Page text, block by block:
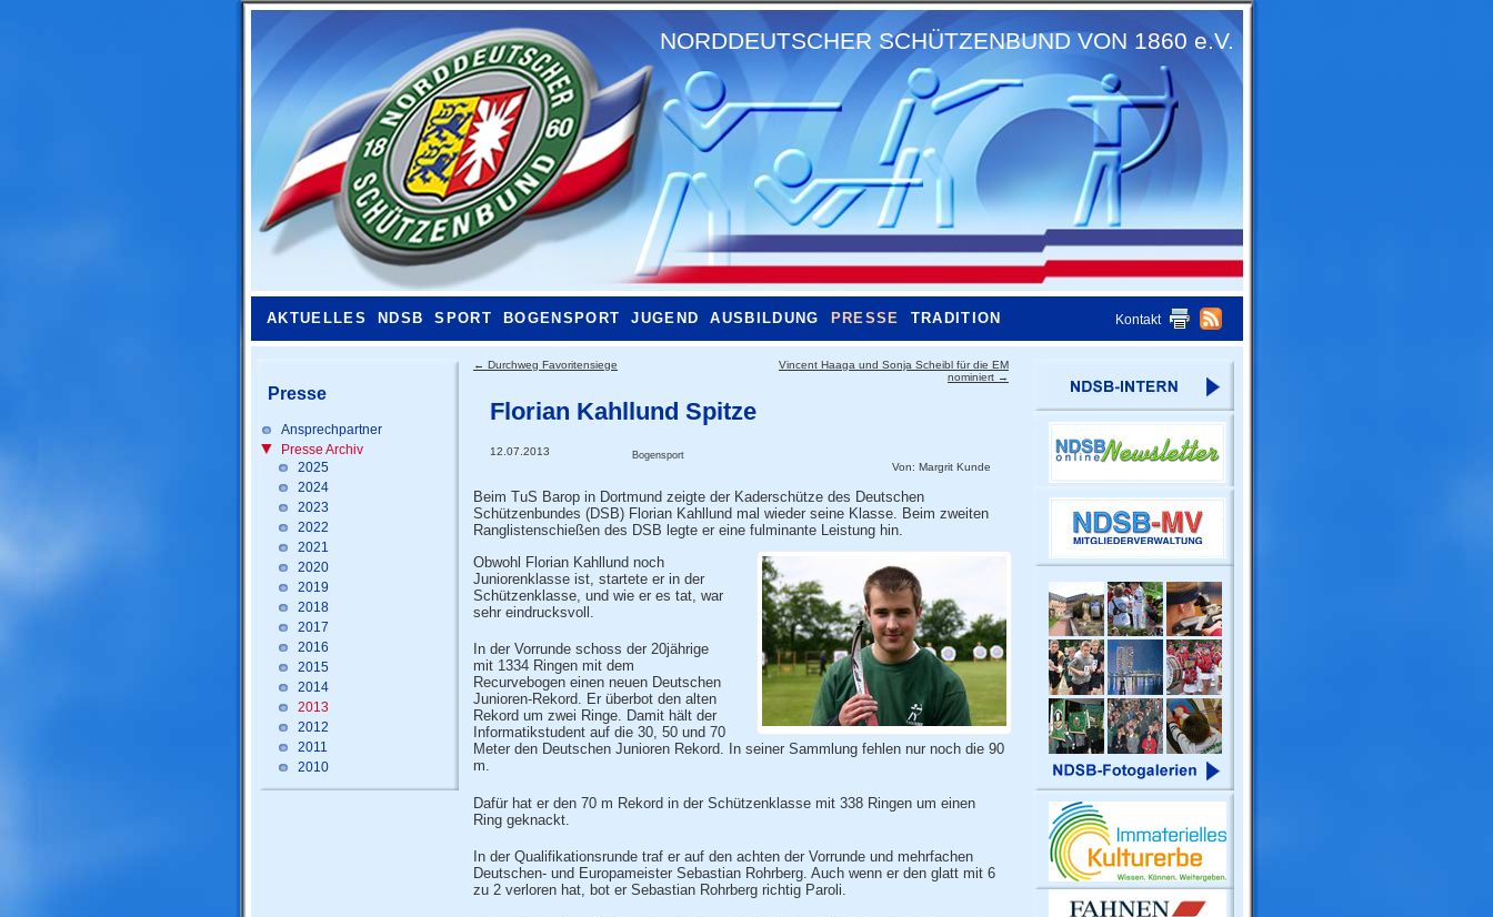
NORDDEUTSCHER SCHÜTZENBUND VON 1860 e.V.
AKTUELLES NDSB SPORT BOGENSPORT JUGEND AUSBILDUNG PRESSE TRADITION Kontakt
Presse
Ansprechpartner
Presse Archiv
2025
2024
2023
2022
2021
2020
2019
2018
2017
2016
2015
2014
2013
2012
2011
2010
← Durchweg Favoritensiege
Vincent Haaga und Sonja Scheibl für die EM
nominiert →
Florian Kahllund Spitze
12.07.2013 Bogensport
Von: Margrit Kunde
Beim TuS Barop in Dortmund zeigte der Kaderschütze des Deutschen
Schützenbundes (DSB) Florian Kahllund mal wieder seine Klasse. Beim zweiten
Ranglistenschießen des DSB legte er eine fulminante Leistung hin.
Obwohl Florian Kahllund noch
Juniorenklasse ist, startete er in der
Schützenklasse, und wie er es tat, war
sehr eindrucksvoll.
In der Vorrunde schoss der 20jährige
mit 1334 Ringen mit dem
Recurvebogen einen neuen Deutschen
Junioren-Rekord. Er überbot den alten
Rekord um zwei Ringe. Damit hält der
Informatikstudent auf die 30, 50 und 70
Meter den Deutschen Junioren Rekord. In seiner Sammlung fehlen nur noch die 90
m.
Dafür hat er den 70 m Rekord in der Schützenklasse mit 338 Ringen um einen
Ring geknackt.
In der Qualifikationsrunde traf er auf den achten der Vorrunde und mehrfachen
Deutschen- und Europameister Sebastian Rohrberg. Auch wenn er den glatt mit 6
zu 2 verloren hat, bot er Sebastian Rohrberg richtig Paroli.